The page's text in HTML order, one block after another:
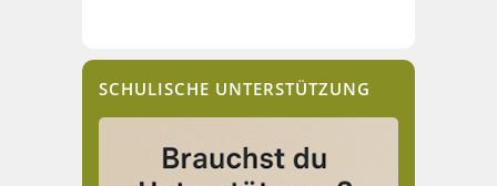
SCHULISCHE UNTERSTÜTZUNG